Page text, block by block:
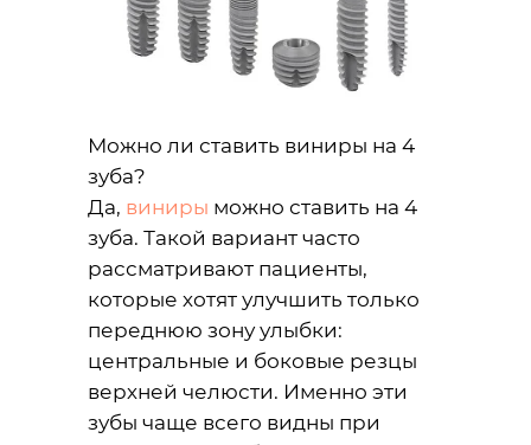
Можно ли ставить виниры на 4
зуба?
Да, виниры можно ставить на 4
зуба. Такой вариант часто
рассматривают пациенты,
которые хотят улучшить только
переднюю зону улыбки:
центральные и боковые резцы
верхней челюсти. Именно эти
зубы чаще всего видны при